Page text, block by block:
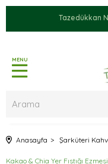
Tazedükkan
MENU
Anasayfa Şarküteri
Kakao & Chia Yer Fıstığı